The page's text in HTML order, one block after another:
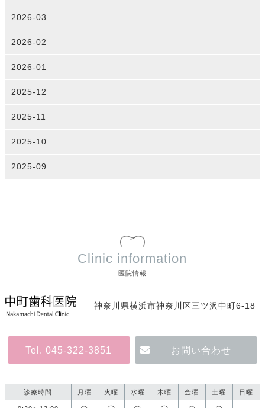
2026-03
2026-02
2026-01
2025-12
2025-11
2025-10
2025-09
Clinic information
医院情報
神奈川県横浜市神奈川区三ツ沢中町6-18
Tel. 045-322-3851 お問い合わせ
診療時間 月曜 火曜 水曜 木曜 金曜 土曜 日曜